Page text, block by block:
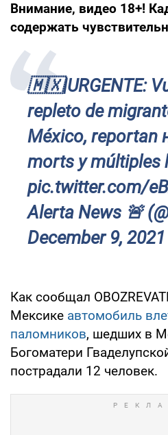
Внимание, видео 18+!
содержать
🇲🇽|URGENTE:
repleto de
México, reportan
morts y múltiples
pic.twitter.com/
Alerta News 🚨
December 9, 2021
Как сообщал
Мексике автомобиль
паломников, шедших в
Богоматери
пострадали 12 человек.